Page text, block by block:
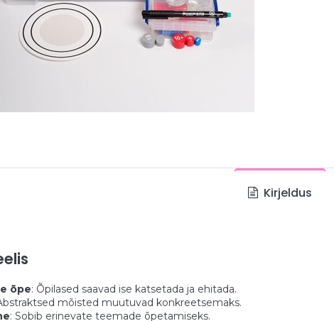
Kirjeldus
õpe: Õpilased saavad ise katsetada ja ehitada.
mõisted muutuvad konkreetsemaks.
: Sobib erinevate teemade õpetamiseks.